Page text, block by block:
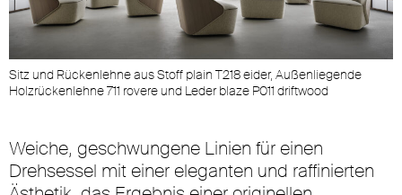
Sitz und Rückenlehne aus Stoff plain T218 eider, Außenliegende
Holzrückenlehne 711 rovere und Leder blaze P011 driftwood
Weiche, geschwungene Linien für einen
Drehsessel mit einer eleganten und raffinierten